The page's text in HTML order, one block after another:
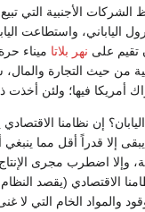
الشركات الأجنبية التي
الياباني، واستطاعت
تقيم على نهر بلاتا ميناء
من حيث التجارة
أمريكا فيها؛ ولئن أخذت
إن نظامنا
يبقى إلا قدراً أقل مما
وإلا اضطرب مجرى
الاقتصادي (يقصد
الخام التي لا غنى